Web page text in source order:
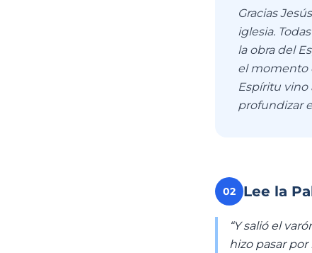
Gracias
iglesia.
la obra del
el momento
Espíritu vino
profundizar
02 Lee la
“Y salió el
hizo pasar por